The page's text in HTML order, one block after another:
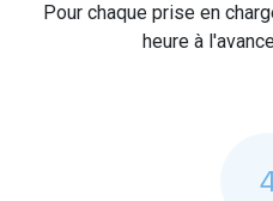
Pour chaque prise en
heure à